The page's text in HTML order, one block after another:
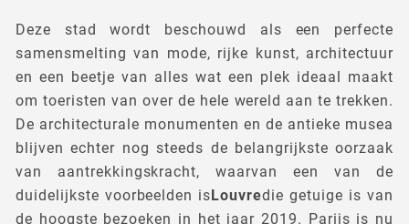
Deze stad wordt beschouwd als een perfecte
samensmelting van mode, rijke kunst, architectuur
en een beetje van alles wat een plek ideaal maakt
om toeristen van over de hele wereld aan te trekken.
De architecturale monumenten en de antieke musea
blijven echter nog steeds de belangrijkste oorzaak
van aantrekkingskracht, waarvan een van de
duidelijkste voorbeelden isLouvredie getuige is van
de hoogste bezoeken in het jaar 2019. Parijs is nu